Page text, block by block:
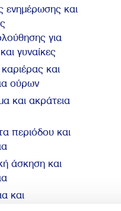
ενημέρωσης και
για
γυναίκες
και
ούρων
και ακράτεια
περιόδου και
άσκηση και
και